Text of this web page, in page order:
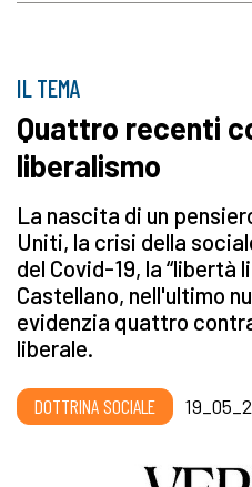
IL TEMA
Quattro recenti
liberalismo
La nascita di un
Uniti, la crisi della
del Covid-19, la “libertà
Castellano, nell'ultimo
evidenzia quattro
liberale.
DOTTRINA SOCIALE